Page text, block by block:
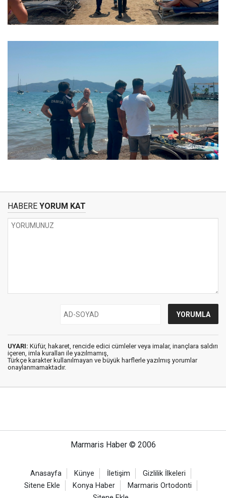
HABERE YORUM KAT
UYARI: Küfür, hakaret, rencide edici cümleler veya imalar, inançlara saldırı
içeren, imla kuralları ile yazılmamış,
Türkçe karakter kullanılmayan ve büyük harflerle yazılmış yorumlar
onaylanmamaktadır.
Marmaris Haber © 2006
Anasayfa Künye İletişim
Gizlilik İlkeleri
Sitene Ekle
Konya Haber
Marmaris Ortodonti